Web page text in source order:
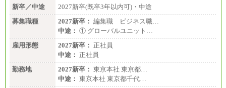
新卒／中途
2027新卒(既卒3年以内可)・中途
募集職種
2027新卒： 編集職 ビジネス職…
中途： ① グローバルユニット…
雇用形態
2027新卒： 正社員
中途： 正社員
勤務地
2027新卒： 東京本社 東京都…
中途： 東京本社 東京都千代…